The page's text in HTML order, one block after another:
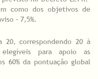
como dos objetivos de
– 7,5%.
correspondendo 20 à
para apoio as
60% da pontuação global